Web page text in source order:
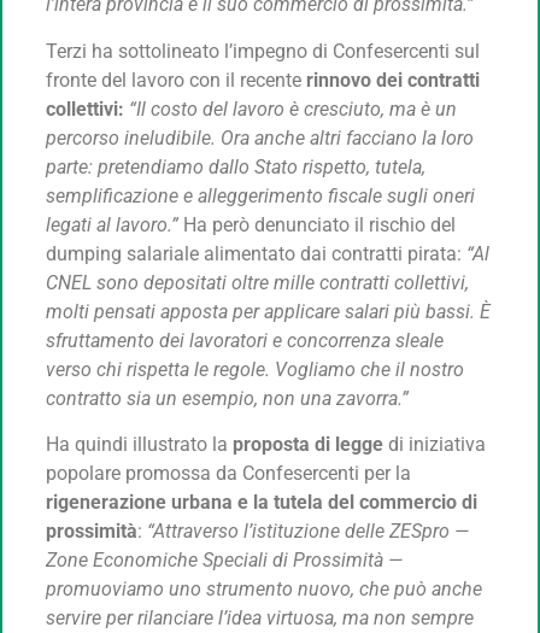
Terzi ha sottolineato l’impegno di Confesercenti sul
fronte del lavoro con il recente rinnovo dei contratti
collettivi: “Il costo del lavoro è cresciuto, ma è un
percorso ineludibile. Ora anche altri facciano la loro
parte: pretendiamo dallo Stato rispetto, tutela,
semplificazione e alleggerimento fiscale sugli oneri
legati al lavoro.” Ha però denunciato il rischio del
dumping salariale alimentato dai contratti pirata: “Al
CNEL sono depositati oltre mille contratti collettivi,
molti pensati apposta per applicare salari più bassi. È
sfruttamento dei lavoratori e concorrenza sleale
verso chi rispetta le regole. Vogliamo che il nostro
contratto sia un esempio, non una zavorra.”
Ha quindi illustrato la proposta di legge di iniziativa
popolare promossa da Confesercenti per la
rigenerazione urbana e la tutela del commercio di
prossimità: “Attraverso l’istituzione delle ZESpro —
Zone Economiche Speciali di Prossimità —
promuoviamo uno strumento nuovo, che può anche
servire per rilanciare l’idea virtuosa, ma non sempre